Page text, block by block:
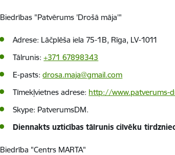
Biedrības "Patvērums 'Drošā māja'"
Adrese: Lāčplēša iela 75-1B, Rīga, LV-1011
Tālrunis:+371 67898343
E-pasts:drosa.maja@gmail.com
Tīmekļvietnes adrese: http://www.patverums-
Skype: PatverumsDM.
Diennakts uzticības tālrunis cilvēku
Biedrība "Centrs MARTA"